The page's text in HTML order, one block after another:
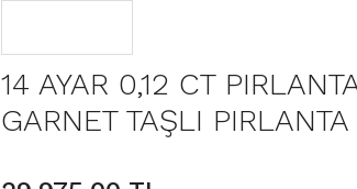
14 AYAR 0,12 CT
GARNET TAŞLI